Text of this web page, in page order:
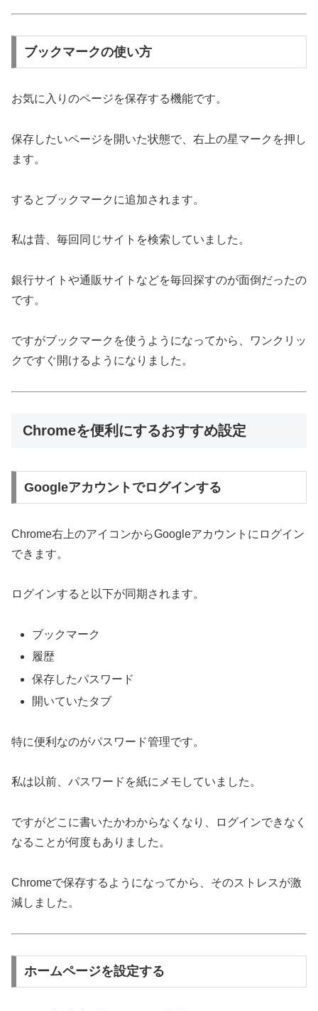
ブックマークの使い方
お気に入りのページを保存する機能です。
保存したいページを開いた状態で、右上の星マークを押し
ます。
するとブックマークに追加されます。
私は昔、毎回同じサイトを検索していました。
銀行サイトや通販サイトなどを毎回探すのが面倒だったの
です。
ですがブックマークを使うようになってから、ワンクリッ
クですぐ開けるようになりました。
Chromeを便利にするおすすめ設定
Googleアカウントでログインする
Chrome右上のアイコンからGoogleアカウントにログイン
できます。
ログインすると以下が同期されます。
ブックマーク
履歴
保存したパスワード
開いていたタブ
特に便利なのがパスワード管理です。
私は以前、パスワードを紙にメモしていました。
ですがどこに書いたかわからなくなり、ログインできなく
なることが何度もありました。
Chromeで保存するようになってから、そのストレスが激
減しました。
ホームページを設定する